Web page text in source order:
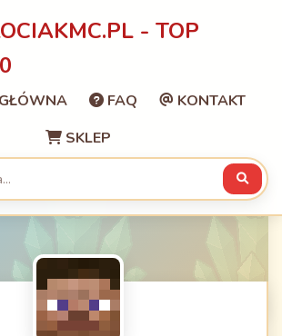
- TOP
FAQ
KONTAKT
SKLEP